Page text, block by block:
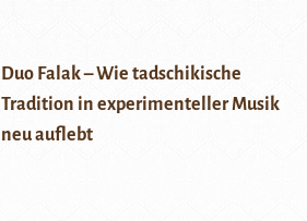
Duo Falak – Wie tadschikische
Tradition in experimenteller Musik
neu auflebt